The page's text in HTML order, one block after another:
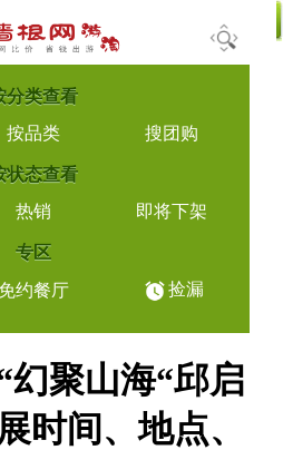
分类查看
按品类 搜团购
状态查看
热销 即将下架
专区
免约餐厅 捡漏
幻聚山海“邱启
时间、地点、